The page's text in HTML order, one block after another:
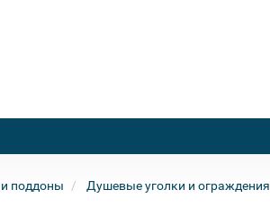
поддоны Душевые уголки и ограждения